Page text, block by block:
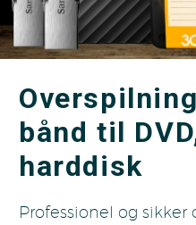
bånd til
harddisk
Professionel og